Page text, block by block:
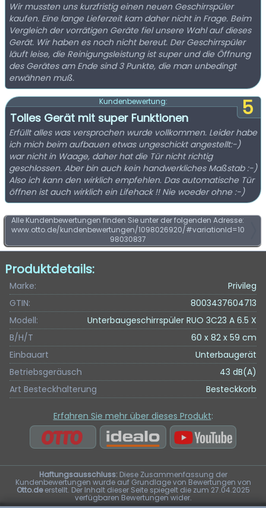
Wir mussten uns kurzfristig einen neuen Geschirrspüler
kaufen. Eine lange Lieferzeit kam daher nicht in Frage. Beim
Vergleich der vorrätigen Geräte fiel unsere Wahl auf dieses
Gerät. Wir haben es noch nicht bereut. Der Geschirrspüler
läuft leise, die Reinigungsleistung ist super und die Öffnung
des Gerätes am Ende sind 3 Punkte, die man unbedingt
erwähnen muß.
5
Kundenbewertung:
Tolles Gerät mit super Funktionen
Erfüllt alles was versprochen wurde vollkommen. Leider habe
ich mich beim aufbauen etwas ungeschickt angestellt:-)
war nicht in Waage, daher hat die Tür nicht richtig
geschlossen. Aber bin auch kein handwerkliches Maßstab :-)
Also ich kann den wirklich empfehlen. Das automatische Tür
öffnen ist auch wirklich ein Lifehack !! Nie woeder ohne :-)
Alle Kundenbewertungen finden Sie unter der folgenden Adresse:
www.otto.de/kundenbewertungen/1098026920/#variationId=10
98030837
Produktdetails:
Marke:
Privileg
GTIN:
8003437604713
Modell:
Unterbaugeschirrspüler RUO 3C23 A 6.5 X
B/H/T
60 x 82 x 59 cm
Einbauart
Unterbaugerät
Betriebsgeräusch
43 dB(A)
Art Besteckhalterung
Besteckkorb
Erfahren Sie mehr über dieses Produkt:
Haftungsausschluss:Diese Zusammenfassung der
Kundenbewertungen wurde auf Grundlage von Bewertungen von
Otto.deerstellt. Der Inhalt dieser Seite spiegelt die zum 27.04.2025
verfügbaren Bewertungen wider.